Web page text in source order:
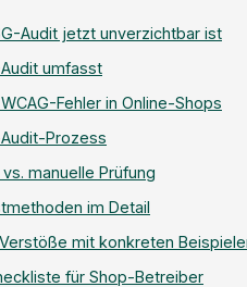
Audit jetzt unverzichtbar ist
umfasst
Fehler in Online-Shops
Prozess
manuelle Prüfung
im Detail
mit konkreten
für Shop-Betreiber